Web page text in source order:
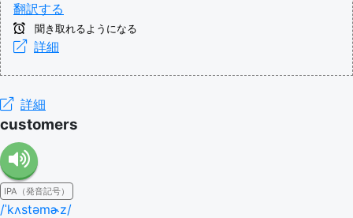
翻訳する
聞き取れるようになる
詳細
詳細
customers
IPA（発音記号）
/ˈkʌstəmɚz/